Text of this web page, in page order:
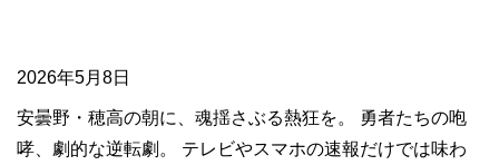
2026年5月8日
安曇野・穂高の朝に、魂揺さぶる熱狂を。 勇者たちの咆
哮、劇的な逆転劇。 テレビやスマホの速報だけでは味わ